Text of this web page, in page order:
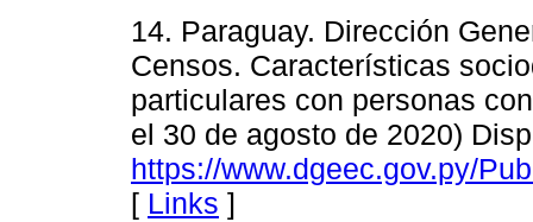
14. Paraguay. Dirección
Censos. Características
particulares con personas
el 30 de agosto de 2020)
https://www.dgeec.gov.py/
[ Links ]